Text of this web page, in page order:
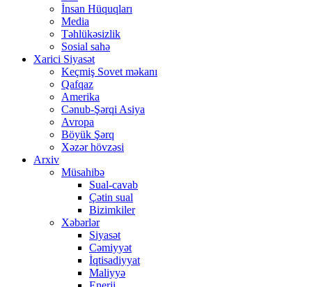
İnsan Hüquqları
Media
Təhlükəsizlik
Sosial sahə
Xarici Siyasət
Keçmiş Sovet məkanı
Qafqaz
Amerika
Cənub-Şərqi Asiya
Avropa
Böyük Şərq
Xəzər hövzəsi
Arxiv
Müsahibə
Sual-cavab
Çətin sual
Bizimkiler
Xəbərlər
Siyasət
Cəmiyyət
İqtisadiyyat
Maliyyə